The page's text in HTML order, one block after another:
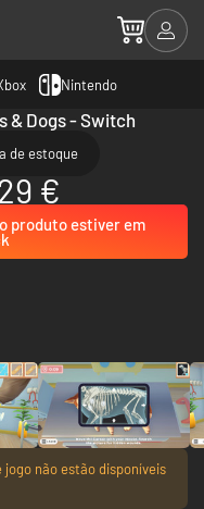
Nintendo
& Dogs - Switch
de estoque
€
produto estiver em
não estão disponíveis